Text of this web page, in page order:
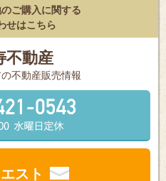
ご購入に関する
せはこちら
不動産
不動産販売情報
スト